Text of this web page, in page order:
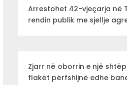
Arrestohet 42-vjeçarja në
rendin publik me sjellje
Zjarr në oborrin e një
flakët përfshijnë edhe